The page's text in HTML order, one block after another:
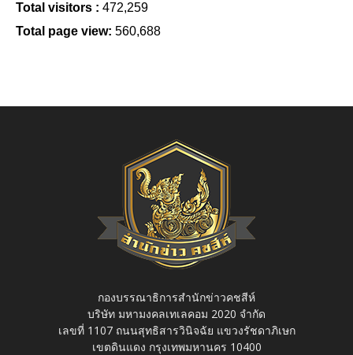
Total visitors : 472,259
Total page view: 560,688
กองบรรณาธิการสำนักข่าวคชสีห์
บริษัท มหามงคลเทเลคอม 2020 จำกัด
เลขที่ 1107 ถนนสุทธิสารวินิจฉัย แขวงรัชดาภิเษก
เขตดินแดง กรุงเทพมหานคร 10400